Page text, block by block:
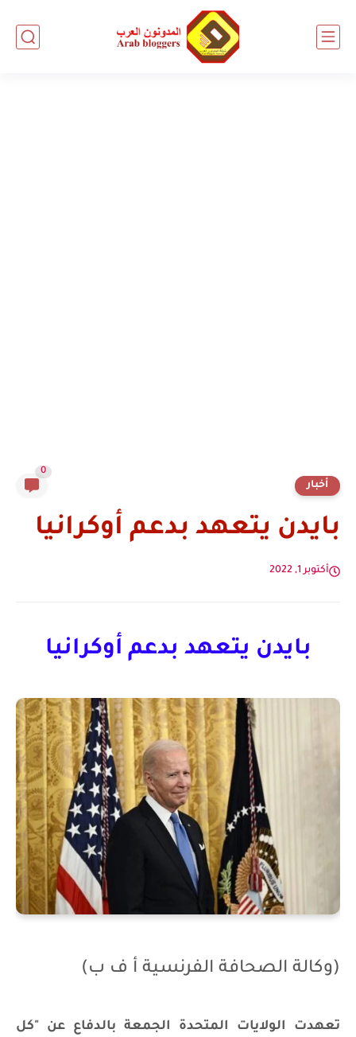
أخبار
0
بايدن يتعهد بدعم أوكرانيا
أكتوبر 1, 2022
بايدن يتعهد بدعم أوكرانيا
(وكالة الصحافة الفرنسية أ ف ب)
تعهدت الولايات المتحدة الجمعة بالدفاع عن "كل